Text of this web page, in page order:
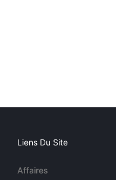
Liens Du Site
Affaires